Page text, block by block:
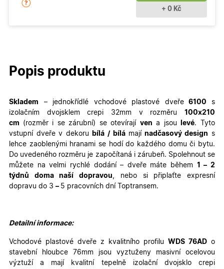
+ 0 Kč
Popis produktu
Skladem – jednokřídlé vchodové plastové dveře6100 s
izolačním dvojsklem crepi 32mm v rozměru 100x210
cm
(rozměr i se zárubní) se otevírají ven a jsou levé. Tyto
vstupní dveře v dekoru
bílá / bílámají nadčasový design
s
lehce zaoblenými hranami se hodí do každého domu či bytu.
Do uvedeného rozměru je započítaná i zárubeň. Spolehnout se
můžete na velmi rychlé dodání – dveře máte během 1 – 2
týdnů doma naší dopravou, nebo si připlaťte expresní
dopravu do 3 – 5 pracovních dní Toptransem.
Detailní informace:
Vchodové plastové dveře z kvalitního profilu WDS 76AD o
stavební hloubce 76mm jsou vyztuženy masivní ocelovou
výztuží a mají kvalitní tepelně izolační dvojsklo crepi